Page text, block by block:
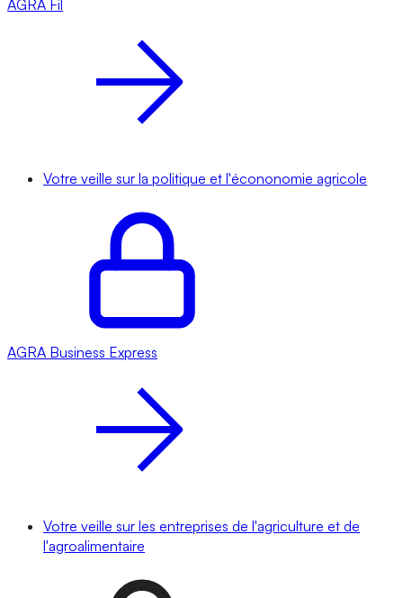
AGRA Fil
Votre veille sur la politique et l'écononomie agricole
AGRA Business Express
Votre veille sur les entreprises de l'agriculture et de
l'agroalimentaire